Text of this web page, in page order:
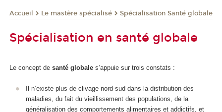
Accueil Le mastère spécialisé Spécialisation Santé globale
Spécialisation en santé globale
Le concept de santé globale s’appuie sur trois constats :
Il n’existe plus de clivage nord-sud dans la distribution des
maladies, du fait du vieillissement des populations, de la
généralisation des comportements alimentaires et addictifs, et